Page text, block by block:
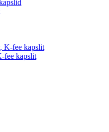
fee kapslit